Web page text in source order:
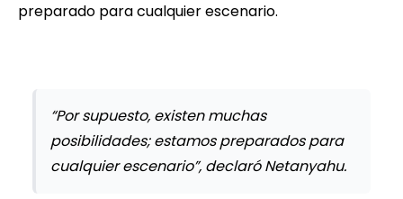
preparado para cualquier escenario.
“Por supuesto, existen muchas
posibilidades; estamos preparados para
cualquier escenario”, declaró Netanyahu.